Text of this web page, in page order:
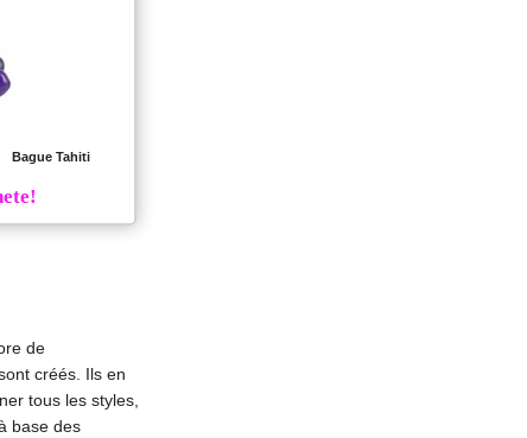
Bague Tahiti
de
créés. Ils en
tous les styles,
base des